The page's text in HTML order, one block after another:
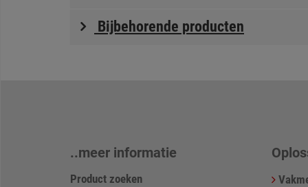
Bijbehorende producten
..meer informatie
Product zoeken